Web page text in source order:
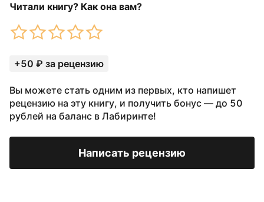
Читали книгу? Как она вам?
+50 ₽ за рецензию
Вы можете стать одним из первых, кто напишет
рецензию на эту книгу, и получить бонус — до 50
рублей на баланс в Лабиринте!
Написать рецензию